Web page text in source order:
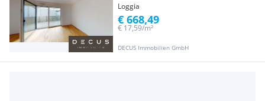
Loggia
DECUS Immobilien GmbH
€ 17,59/m²
€ 668,49